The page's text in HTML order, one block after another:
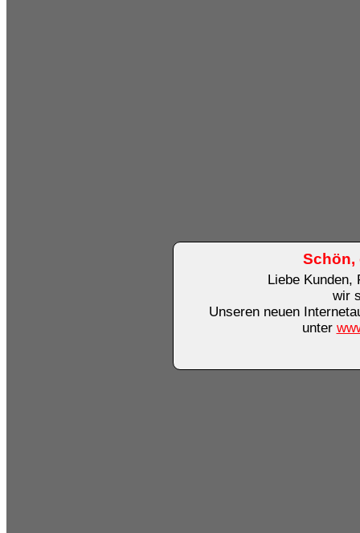
Schön,
Liebe Kunden,
wir
Unseren neuen
unter